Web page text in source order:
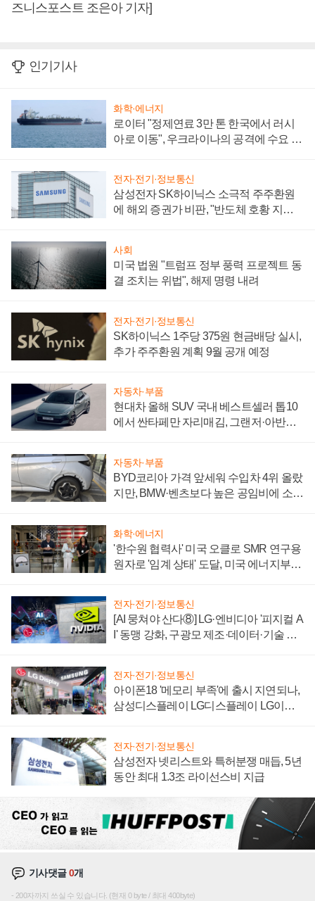
즈니스포스트 조은아 기자]
인기기사
화학·에너지
로이터 "정제연료 3만 톤 한국에서 러시
아로 이동", 우크라이나의 공격에 수요 늘
전자·전기·정보통신
삼성전자 SK하이닉스 소극적 주주환원
에 해외 증권가 비판, "반도체 호황 지속
사회
미국 법원 "트럼프 정부 풍력 프로젝트 동
결 조치는 위법", 해제 명령 내려
전자·전기·정보통신
SK하이닉스 1주당 375원 현금배당 실시,
추가 주주환원 계획 9월 공개 예정
자동차·부품
현대차 올해 SUV 국내 베스트셀러 톱10
에서 싼타페만 자리매김, 그랜저·아반떼
자동차·부품
BYD코리아 가격 앞세워 수입차 4위 올랐
지만, BMW·벤츠보다 높은 공임비에 소비
화학·에너지
'한수원 협력사' 미국 오클로 SMR 연구용
원자로 '임계 상태' 도달, 미국 에너지부
전자·전기·정보통신
[AI 뭉쳐야 산다⑧] LG·엔비디아 '피지컬 A
I' 동맹 강화, 구광모 제조·데이터·기술 결
전자·전기·정보통신
아이폰18 '메모리 부족'에 출시 지연되나,
삼성디스플레이 LG디스플레이 LG이노
전자·전기·정보통신
삼성전자 넷리스트와 특허분쟁 매듭, 5년
동안 최대 1.3조 라이선스비 지급
기사댓글0개
200자까지 쓰실 수 있습니다. (현재 0 byte / 최대 400byte)